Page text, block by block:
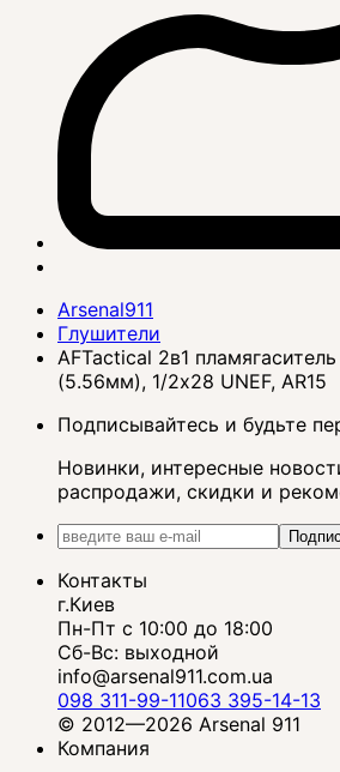
Arsenal911
Глушители
AFTactical 2в1
(5.56мм), 1/2x28 UNEF, AR15
Подписывайтесь и будьте
Новинки, интересные
распродажи, скидки и
Контакты
г.Киев
Пн-Пт с 10:00 до 18:00
Сб-Вс: выходной
info@arsenal911.com.ua
098 311-99-11063 395-14-13
© 2012—2026 Arsenal 911
Компания